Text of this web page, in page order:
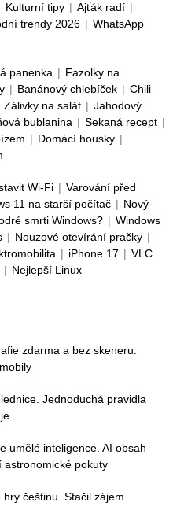
Kulturní tipy | Ajťák radí |
trendy 2026 | WhatsApp
panenka | Fazolky na
| Banánový chlebíček | Chili
Zálivky na salát | Jahodový
bublanina | Sekaná recept |
| Domácí housky |
Wi-Fi | Varování před
11 na starší počítač | Nový
smrti Windows? | Windows
| Nouzové otevírání pračky |
| iPhone 17 | VLC
| Nejlepší Linux
zdarma a bez skeneru.
Jednoduchá pravidla
umělé inteligence. AI obsah
astronomické pokuty
češtinu. Stačil zájem